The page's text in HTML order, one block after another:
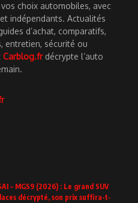
choix automobiles, avec
indépendants. Actualités
d’achat, comparatifs,
entretien, sécurité ou
Carblog.frdécrypte l’auto
– MGS9 (2026) : Le grand SUV
décrypté, son prix suffira-t-